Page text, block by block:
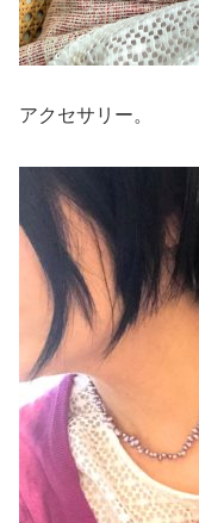
アクセサリー。